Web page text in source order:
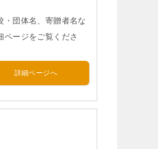
・団体名、寄贈者名な
ページをご覧くださ
詳細ページへ